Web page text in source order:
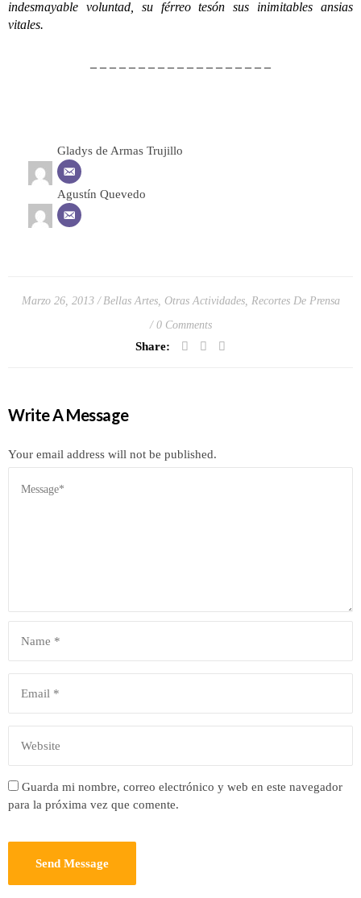
indesmayable voluntad, su férreo tesón sus inimitables ansias
vitales.
– – – – – – – – – – – – – – – – – – –
Gladys de Armas Trujillo
Agustín Quevedo
Marzo 26, 2013 Bellas Artes, Otras Actividades, Recortes De Prensa
0 Comments
Share:
Write A Message
Your email address will not be published.
Guarda mi nombre, correo electrónico y web en este navegador
para la próxima vez que comente.